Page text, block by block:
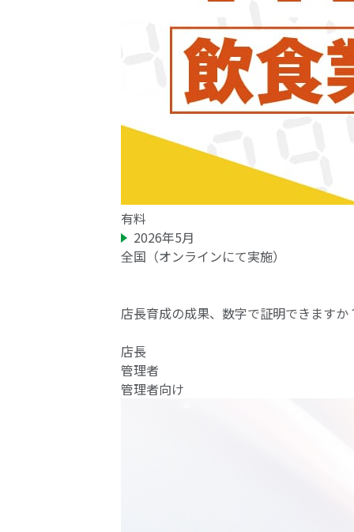
有料
2026年5月
全国（オンラインにて実施）
店長育成の成果、数字で証明できますか
店長
管理者
管理者向け